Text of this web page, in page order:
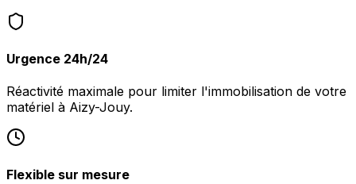
Urgence 24h/24
Réactivité maximale pour limiter l'immobilisation de votre
matériel à Aizy-Jouy.
Flexible sur mesure